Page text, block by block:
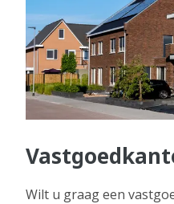
Wilt u graag een